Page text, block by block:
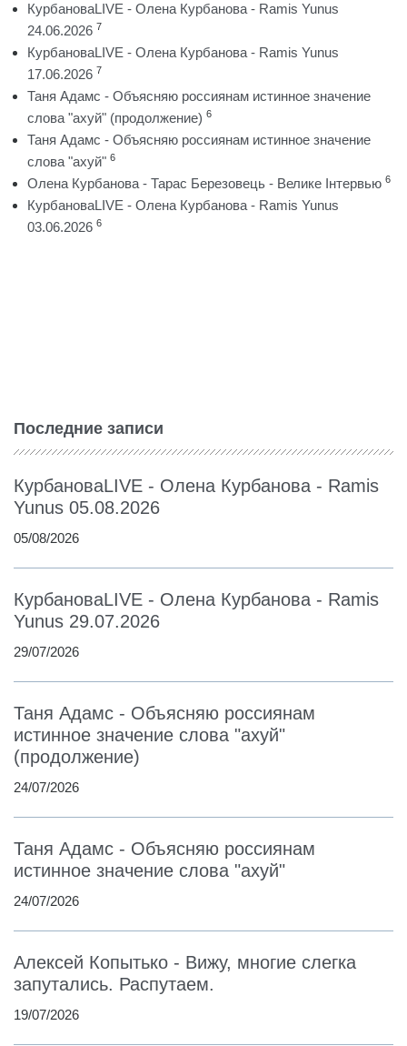
КурбановаLIVE - Олена Курбанова - Ramis Yunus
24.06.2026 7
КурбановаLIVE - Олена Курбанова - Ramis Yunus
17.06.2026 7
Таня Адамс - Объясняю россиянам истинное значение
слова "ахуй" (продолжение) 6
Таня Адамс - Объясняю россиянам истинное значение
слова "ахуй" 6
Олена Курбанова - Тарас Березовець - Велике Інтервью 6
КурбановаLIVE - Олена Курбанова - Ramis Yunus
03.06.2026 6
Последние записи
КурбановаLIVE - Олена Курбанова - Ramis
Yunus 05.08.2026
05/08/2026
КурбановаLIVE - Олена Курбанова - Ramis
Yunus 29.07.2026
29/07/2026
Таня Адамс - Объясняю россиянам
истинное значение слова "ахуй"
(продолжение)
24/07/2026
Таня Адамс - Объясняю россиянам
истинное значение слова "ахуй"
24/07/2026
Алексей Копытько - Вижу, многие слегка
запутались. Распутаем.
19/07/2026